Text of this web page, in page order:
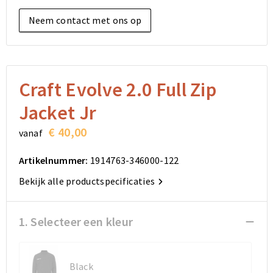
Elektronica, Gadgets en USB
Sleutelhangers en Lanyards
Anti-stress
Lampen en Gereedschap
Aanstekers
Snoepgoed
Sinterklaas
Reistassensets
Goodiebags
Golftassen
Opvouwbare tassen
Autotassen
Matrozentassen
Schoudertassen
Rugzakken
Bodywarmers
Kleding sets
Reistassensets
Goodiebags
Golftassen
Opvouwbare tassen
Autotassen
Matrozentassen
Schoudertassen
Rugzakken
Overhemden
Jassen
Broeken en Rokken
Schoenen
Neem contact met ons op
Craft Evolve 2.0 Full Zip
Jacket Jr
vanaf € 40,00
Artikelnummer: 1914763-346000-122
Bekijk alle productspecificaties
1. Selecteer een kleur
Black